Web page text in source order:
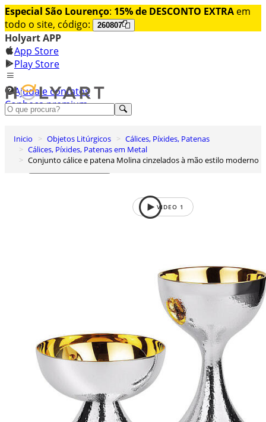
Especial São Lourenço: 15% de DESCONTO EXTRA em
todo o site, código:
260807
Holyart APP
App Store
Play Store
Ajuda e contatos
Conheça premium
Lista de Desejos
Carrinho de Compras
Inicio Objetos Litúrgicos
Cálices, Píxides, Patenas
Cálices, Píxides, Patenas em Metal
Conjunto cálice e patena Molina cinzelados à mão estilo moderno
VIDEO 1